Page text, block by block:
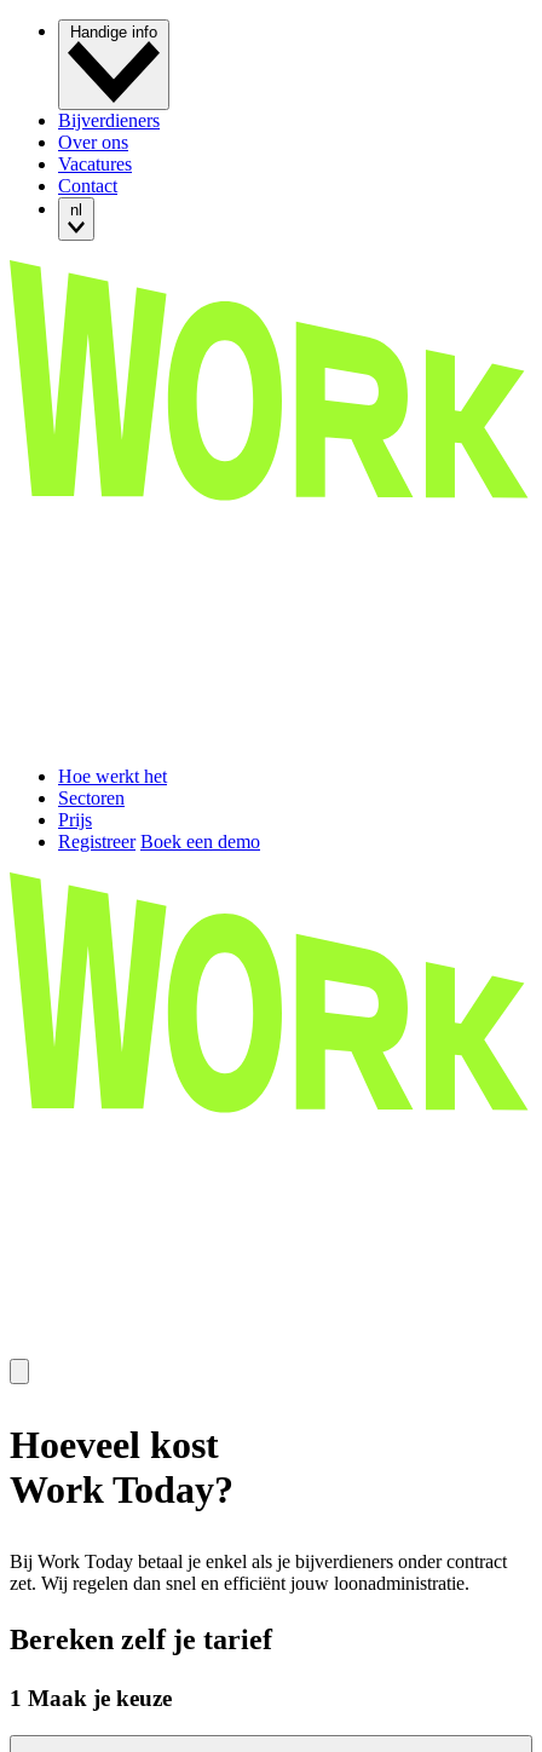
Handige info
Bijverdieners
Over ons
Vacatures
Contact
nl
Hoe werkt het
Sectoren
Prijs
Registreer Boek een demo
Hoeveel kost
Work Today?
Bij Work Today betaal je enkel als je bijverdieners onder contract
zet. Wij regelen dan snel en efficiënt jouw loonadministratie.
Bereken zelf je tarief
1 Maak je keuze